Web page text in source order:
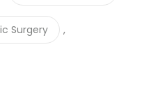
Surgery ,